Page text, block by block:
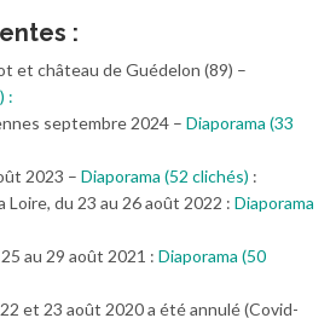
:
et château de Guédelon (89) –
:
septembre 2024 – Diaporama (33
2023 – Diaporama (52 clichés) :
Loire, du 23 au 26 août 2022 : Diaporama
au 29 août 2021 : Diaporama (50
et 23 août 2020 a été annulé (Covid-